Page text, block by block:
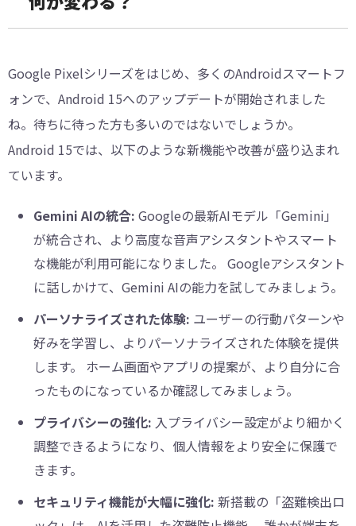
Google Pixelシリーズをはじめ、多くのAndroidスマートフ
ォンで、Android 15へのアップデートが開始されました
ね。待ちに待った方も多いのではないでしょうか。
Android 15では、以下のような新機能や改善が盛り込まれ
ています。
Gemini AIの統合: Googleの最新AIモデル「Gemini」
が統合され、より高度な音声アシスタントやスマート
な機能が利用可能になりました。 Googleアシスタント
に話しかけて、Gemini AIの能力を試してみましょう。
パーソナライズされた体験: ユーザーの行動パターンや
好みを学習し、よりパーソナライズされた体験を提供
します。 ホーム画面やアプリの提案が、より自分に合
ったものになっているか確認してみましょう。
プライバシーの強化: 入プライバシー設定がより細かく
調整できるようになり、個人情報をより安全に保護で
きます。
セキュリティ機能が大幅に強化: 新搭載の「盗難検出ロ